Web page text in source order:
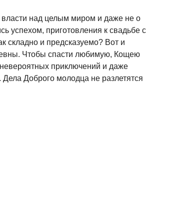
власти над целым миром и даже не о
успехом, приготовления к свадьбе с
складно и предсказуемо? Вот и
Чтобы спасти любимую, Кощею
приключений и даже
Доброго молодца не разлетятся